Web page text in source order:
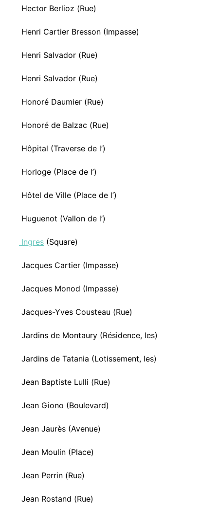
Hector Berlioz (Rue)
Henri Cartier Bresson (Impasse)
Henri Salvador (Rue)
Henri Salvador (Rue)
Honoré Daumier (Rue)
Honoré de Balzac (Rue)
Hôpital (Traverse de l’)
Horloge (Place de l’)
Hôtel de Ville (Place de l’)
Huguenot (Vallon de l’)
Ingres(Square)
Jacques Cartier (Impasse)
Jacques Monod (Impasse)
Jacques-Yves Cousteau (Rue)
Jardins de Montaury (Résidence, les)
Jardins de Tatania (Lotissement, les)
Jean Baptiste Lulli (Rue)
Jean Giono (Boulevard)
Jean Jaurès (Avenue)
Jean Moulin (Place)
Jean Perrin (Rue)
Jean Rostand (Rue)